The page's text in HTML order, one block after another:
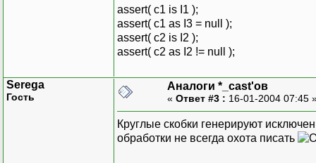
assert( c1 is I1 );
assert( c1 as I3 = null );
assert( c2 is I2 );
assert( c2 as I2 != null );
Serega
Гость
Аналоги *_cast'ов
« Ответ #3 : 16-01-2004 07:45
Круглые скобки генерируют
обработки не всегда охота писать